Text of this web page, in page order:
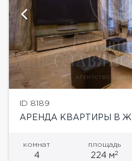
ID 8189
АРЕНДА КВАРТИРЫ В
комнат
4
площадь
224 м2